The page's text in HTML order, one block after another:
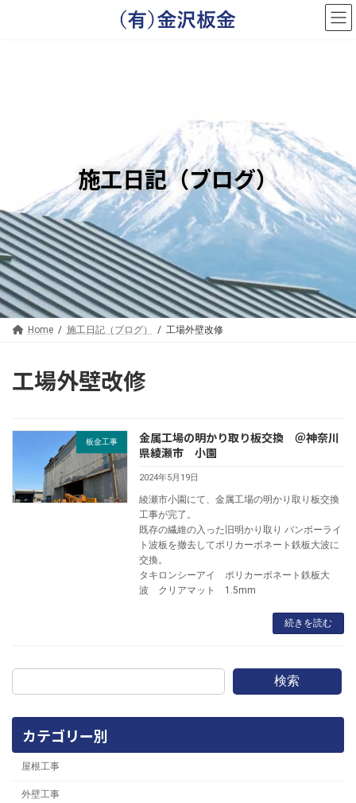
施工日記（ブログ）
Home 施工日記（ブログ） 工場外壁改修
工場外壁改修
板金工事
金属工場の明かり取り板交換 ＠神奈川
県綾瀬市 小園
2024年5月19日
綾瀬市小園にて、金属工場の明かり取り板交換
工事が完了。
既存の繊維の入った旧明かり取り バンボーライ
ト波板を撤去してポリカーボネート鉄板大波に
交換。
タキロンシーアイ ポリカーボネート鉄板大
波 クリアマット 1.5mm
続きを読む
検索
カテゴリー別
屋根工事
外壁工事